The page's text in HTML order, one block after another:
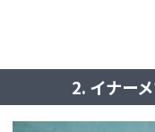
2. イナー